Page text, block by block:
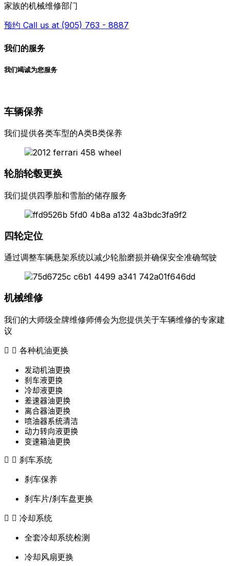
家族的机械维修部门
预约 Call us at (905) 763 - 8887
我们的服务
我们竭诚为您服务
车辆保养
我们提供各类车型的A类B类保养
轮胎轮毂更换
我们提供四季胎和雪胎的储存服务
四轮定位
通过调整车辆悬架系统以减少轮胎磨损并确保安全准确驾驶
机械维修
我们的大师级全牌维修师傅会为您提供关于车辆维修的专家建
议
各种机油更换
发动机油更换
刹车液更换
冷却液更换
差速器油更换
离合器油更换
喷油器系统清洁
动力转向液更换
变速箱油更换
刹车系统
刹车保养
刹车片/刹车盘更换
冷却系统
全套冷却系统检测
冷却风扇更换